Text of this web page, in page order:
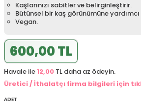
Kaşlarınızı sabitler ve belirginleştirir.
Bütünsel bir kaş görünümüne
Vegan.
600,00 TL
Havale ile12,00 TL daha az ödeyin.
Üretici / İthalatçı firma bilgileri için
ADET